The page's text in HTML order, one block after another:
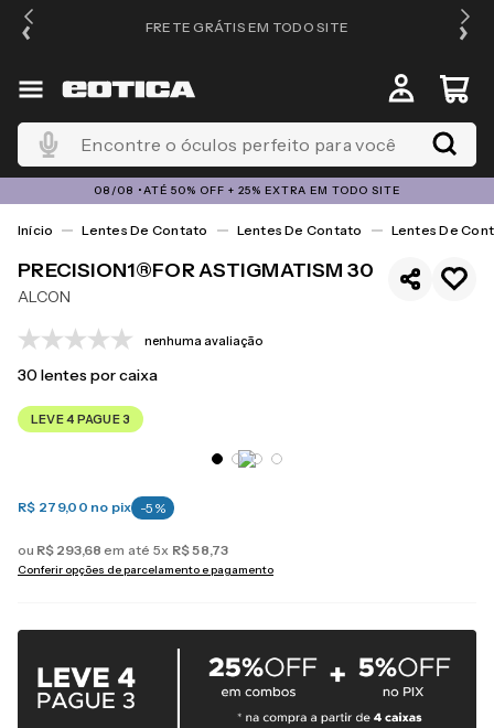
FRETE GRÁTIS EM TODO SITE
Encontre o óculos perfeito para você
08/08 •ATÉ 50% OFF + 25% EXTRA EM TODO SITE
Lentes De Contato Lentes De Contato Lentes De
PRECISION1®FOR ASTIGMATISM 30
ALCON
nenhuma avaliação
30lentes por caixa
LEVE 4 PAGUE 3
R$ 279,00 no pix -5 %
ou R$ 293,68 em até 5x R$58,73
Conferir opções de parcelamento e pagamento